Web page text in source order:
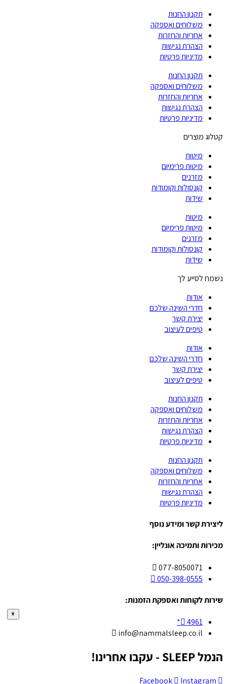
תקנון החנות
משלוחים ואספקה
אחריות והחזרות
הצהרת נגישות
מדיניות פרטיות
תקנון החנות
משלוחים ואספקה
אחריות והחזרות
הצהרת נגישות
מדיניות פרטיות
קטלוג מוצרים
מיטות
מיטות פרימיום
מזרנים
קונסולות וקומודות
שידות
מיטות
מיטות פרימיום
מזרנים
קונסולות וקומודות
שידות
נשמח לסייע לך
אודות
חדרי השינה שלכם
יצירת קשר
טיפים לעיצוב
אודות
חדרי השינה שלכם
יצירת קשר
טיפים לעיצוב
תקנון החנות
משלוחים ואספקה
אחריות והחזרות
הצהרת נגישות
מדיניות פרטיות
תקנון החנות
משלוחים ואספקה
אחריות והחזרות
הצהרת נגישות
מדיניות פרטיות
ליצירת קשר ומידע נוסף
מכירות ותמיכה אונליין:
077-8050071
050-398-0555
שירות לקוחות ואספקת הזמנות:
4961*
info@nammalsleep.co.il
הנמל SLEEP - עקבו אחרינו!
Facebook Instagram